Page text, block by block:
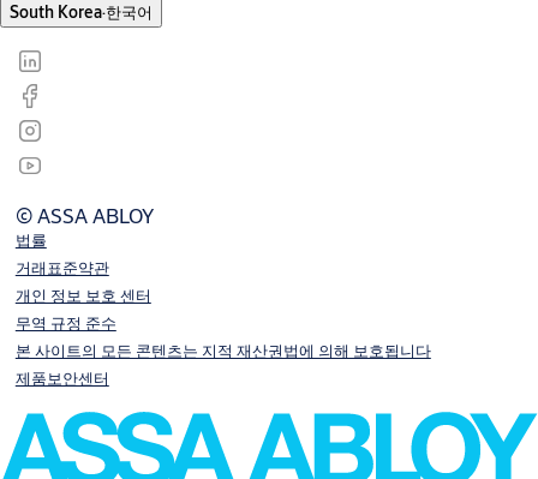
South Korea·한국어
© ASSA ABLOY
법률
거래표준약관
개인 정보 보호 센터
무역 규정 준수
본 사이트의 모든 콘텐츠는 지적 재산권법에 의해 보호됩니다
제품보안센터